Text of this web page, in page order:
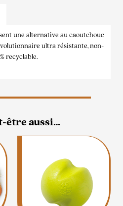
une alternative au caoutchouc
ultra résistante, non-
recyclable.
être aussi…
Ce
produit